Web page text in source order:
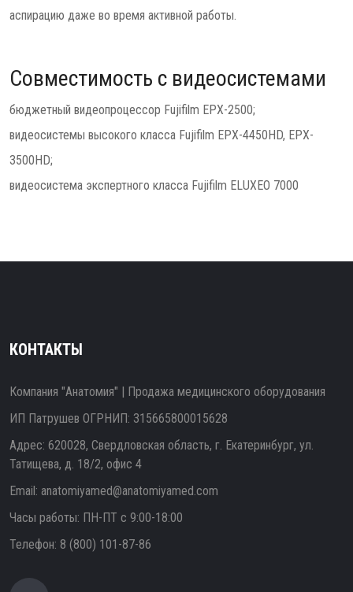
аспирацию даже во время активной работы.
Совместимость с видеосистемами
бюджетный видеопроцессор Fujifilm EPX-2500;
видеосистемы высокого класса Fujifilm EPX-4450HD, EPX-
3500HD;
видеосистема экспертного класса Fujifilm ELUXEO 7000
КОНТАКТЫ
Компания "Анатомия" | Продажа медицинского оборудования
ИП Патрушев ОГРНИП: 315665800015628
Адрес: 620028, Свердловская область, г. Екатеринбург, ул.
Татищева, д. 18/2, офис 4
Email: anatomiyamed@anatomiyamed.com
Часы работы: ПН-ПТ с 9:00-18:00
Телефон: 8 (800) 101-87-86